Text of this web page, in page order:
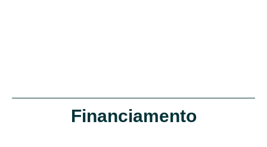
Financiamento